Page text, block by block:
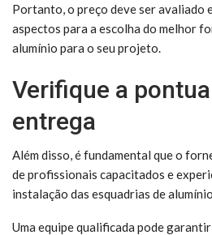
Portanto, o preço deve ser avaliado
aspectos para a escolha do melhor
alumínio para o seu projeto.
Verifique a
entrega
Além disso, é fundamental que o
de profissionais capacitados e
instalação das esquadrias de
Uma equipe qualificada pode